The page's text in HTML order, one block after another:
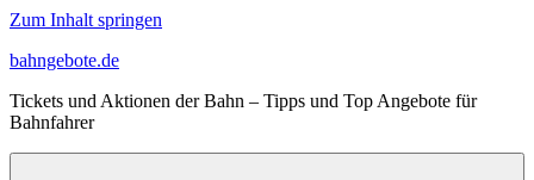
Zum Inhalt springen
bahngebote.de
Tickets und Aktionen der Bahn – Tipps und Top Angebote für
Bahnfahrer